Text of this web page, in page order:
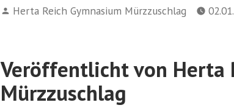
Verfasst
Herta Reich Gymnasium Mürzzuschlag
Veröffentlicht von Herta
Mürzzuschlag